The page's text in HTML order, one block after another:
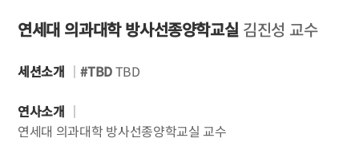
연세대 의과대학 방사선종양학교실 김진성 교수
세션소개 ｜#TBDTBD
연사소개 ｜
연세대 의과대학 방사선종양학교실 교수